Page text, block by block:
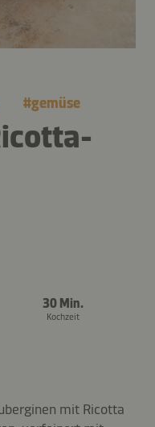
#gemüse
30 Min.
Kochzeit
mit Ricotta